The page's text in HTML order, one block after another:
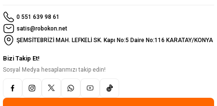
0 551 639 98 61
satis@robokon.net
ŞEMSİTEBRİZİ MAH. LEFKELİ SK. Kapı No:5 Daire No:116 KARATAY/KONYA
Bizi Takip Et!
Sosyal Medya hesaplarımızı takip edin!